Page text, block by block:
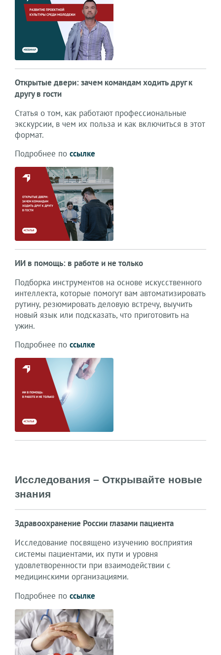
Открытые двери: зачем командам ходить друг к
другу в гости
Статья о том, как работают профессиональные
экскурсии, в чем их польза и как включиться в этот
формат.
Подробнее по ссылке
ИИ в помощь: в работе и не только
Подборка инструментов на основе искусственного
интеллекта, которые помогут вам автоматизировать
рутину, резюмировать деловую встречу, выучить
новый язык или подсказать, что приготовить на
ужин.
Подробнее по ссылке
Исследования – Открывайте новые
знания
Здравоохранение России глазами пациента
Исследование посвящено изучению восприятия
системы пациентами, их пути и уровня
удовлетворенности при взаимодействии с
медицинскими организациями.
Подробнее по ссылке